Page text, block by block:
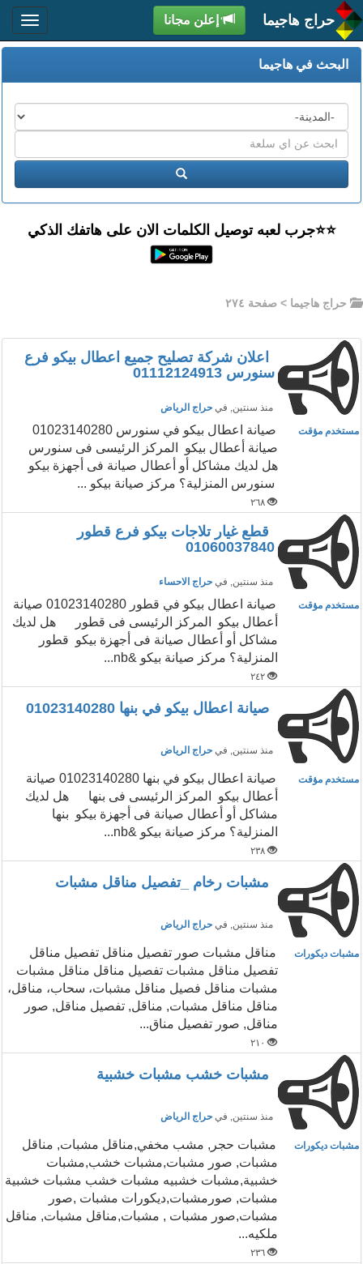
حراج هاجيما إعلن مجانا
البحث في هاجيما
المدن
اكتب
عبارة
البحث
ابحث
⭐️⭐جرب لعبه توصيل الكلمات الان على هاتفك الذكي
حراج هاجيما > صفحة ٢٧٤
اعلان شركة تصليح جميع اعطال بيكو فرع
سنورس 01112124913
منذ سنتين, في حراج الرياض
مستخدم مؤقت
صيانة اعطال بيكو في سنورس 01023140280
صيانة أعطال بيكو المركز الرئيسى فى سنورس
هل لديك مشاكل أو أعطال صيانة فى أجهزة بيكو
سنورس المنزلية؟ مركز صيانة بيكو ...
٢٦٨
قطع غيار تلاجات بيكو فرع قطور
01060037840
منذ سنتين, في حراج الاحساء
مستخدم مؤقت
صيانة اعطال بيكو في قطور 01023140280 صيانة
أعطال بيكو المركز الرئيسى فى قطور هل لديك
مشاكل أو أعطال صيانة فى أجهزة بيكو قطور
المنزلية؟ مركز صيانة بيكو &nb...
٢٤٢
صيانة اعطال بيكو في بنها 01023140280
منذ سنتين, في حراج الرياض
مستخدم مؤقت
صيانة اعطال بيكو في بنها 01023140280 صيانة
أعطال بيكو المركز الرئيسى فى بنها هل لديك
مشاكل أو أعطال صيانة فى أجهزة بيكو بنها
المنزلية؟ مركز صيانة بيكو &nb...
٢٣٨
مشبات رخام _تفصيل مناقل مشبات
منذ سنتين, في حراج الرياض
مشبات ديكورات
مناقل مشبات صور تفصيل مناقل تفصيل مناقل
تفصيل مناقل مشبات تفصيل مناقل مناقل مشبات
مشبات مناقل فصيل مناقل مشبات، سحاب، مناقل،
مناقل مناقل مشبات, مناقل, تفصيل مناقل, صور
مناقل, صور تفصيل مناق...
٢١٠
مشبات خشب مشبات خشبية
منذ سنتين, في حراج الرياض
مشبات ديكورات
مشبات حجر, مشب مخفي,مناقل مشبات, مناقل
مشبات, صور مشبات,مشبات خشب,مشبات
خشبية,مشبات خشبيه مشبات خشب مشبات خشبية
مشبات, صورمشبات,ديكورات مشبات ,صور
مشبات,صور مشبات , مشبات,مناقل مشبات, مناقل
ملكيه...
٢٣٦